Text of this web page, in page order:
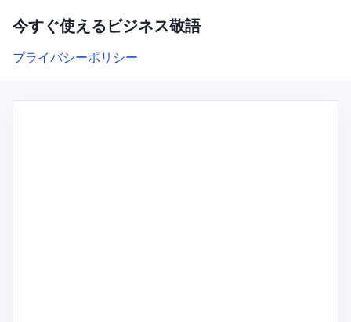
今すぐ使えるビジネス敬語
プライバシーポリシー